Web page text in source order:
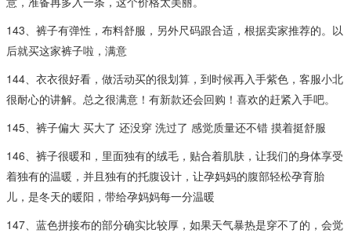
143、裤子有弹性，布料舒服，另外尺码跟合适，根据卖家推荐的。以
后就买这家裤子啦，满意
144、衣衣很好看，做活动买的很划算，到时候再入手紫色，客服小北
很耐心的讲解。总之很满意！有新款还会回购！喜欢的赶紧入手吧。
145、裤子偏大 买大了 还没穿 洗过了 感觉质量还不错 摸着挺舒服
146、裤子很暖和，里面独有的绒毛，贴合着肌肤，让我们的身体享受
着独有的温暖，并且独有的托腹设计，让孕妈妈的腹部轻松孕育胎
儿，是冬天的暖阳，带给孕妈妈每一分温暖
147、蓝色拼接布的部分确实比较厚，如果天气暴热是穿不了的，会觉